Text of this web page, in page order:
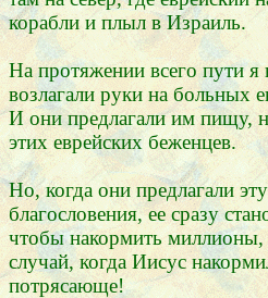
корабли и плыл в Израиль.
На протяжении всего пути
возлагали руки на больных
И они предлагали им пищу,
этих еврейских беженцев.
Но, когда они предлагали
благословения, ее сразу
чтобы накормить
случай, когда Иисус
потрясающе!